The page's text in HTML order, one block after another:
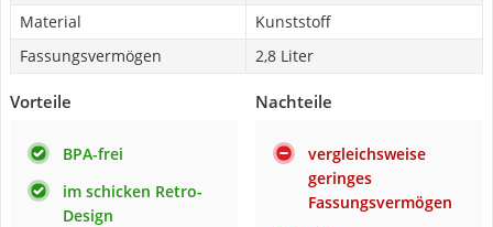
Material
Kunststoff
Fassungsvermögen
2,8 Liter
Vorteile
BPA-frei
im schicken Retro-
Design
Nachteile
vergleichsweise
geringes
Fassungsvermögen